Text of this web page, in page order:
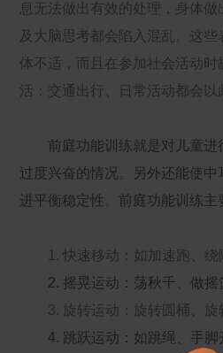
息无法做出有效的处理，身体
及大脑思考都会陷入混乱。这
体不适，而且在参加社会活动
活：交通出行、日常活动都会以
前庭功能训练就是对儿童进
过度兴奋的情况。另外还能使
进平衡稳定性。前庭功能训练主
1. 快速移动：如加速跑、绕
2. 摇晃运动：荡秋千、做摇
3. 旋转运动：旋转圆桶、旋
4. 跳跃运动：如跳绳、手脚